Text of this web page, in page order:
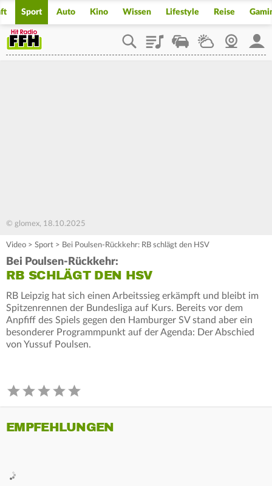
Sport Auto Kino Wissen Lifestyle Reise
PlaylistStaupilotWetterWebcam
© glomex, 18.10.2025
Video > Sport > Bei Poulsen-Rückkehr: RB schlägt den HSV
Bei Poulsen-Rückkehr:
RB SCHLÄGT DEN HSV
RB Leipzig hat sich einen Arbeitssieg erkämpft und bleibt im
Spitzenrennen der Bundesliga auf Kurs. Bereits vor dem
Anpfiff des Spiels gegen den Hamburger SV stand aber ein
besonderer Programmpunkt auf der Agenda: Der Abschied
von Yussuf Poulsen.
EMPFEHLUNGEN